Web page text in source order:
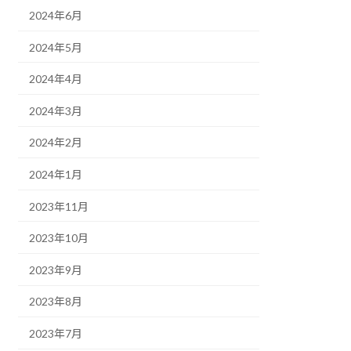
2024年6月
2024年5月
2024年4月
2024年3月
2024年2月
2024年1月
2023年11月
2023年10月
2023年9月
2023年8月
2023年7月